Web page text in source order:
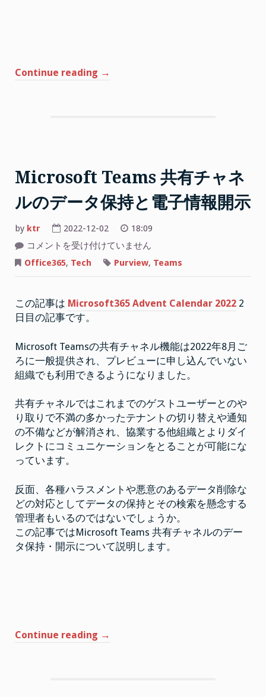
Continue reading “Water
て
ZFS
フ
イ
ル
サ
を
し
た”
→
Microsoft Teams 共有チャネ
ルのデータ保持と電子情報開示
by ktr 2022-12-02
18:09
Microsoft
共
ル
の
デ
保
持
と
電
子
開
示
は
コメントを受け付けていません
Office365, Tech Purview, Teams
この記事は Microsoft365 Advent Calendar 2022 2
日目の記事です。
Microsoft Teamsの共有チャネル機能は2022年8月ご
ろに一般提供され、プレビューに申し込んでいない
組織でも利用できるようになりました。
共有チャネルではこれまでのゲストユーザーとのや
り取りで不満の多かったテナントの切り替えや通知
の不備などが解消され、協業する他組織とよりダイ
レクトにコミュニケーションをとることが可能にな
っています。
反面、各種ハラスメントや悪意のあるデータ削除な
どの対応としてデータの保持とその検索を懸念する
管理者もいるのではないでしょうか。
この記事ではMicrosoft Teams 共有チャネルのデー
タ保持・開示について説明します。
Continue reading “Microsoft
→